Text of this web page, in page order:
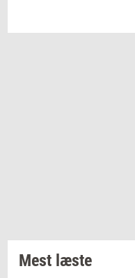
Mest læste